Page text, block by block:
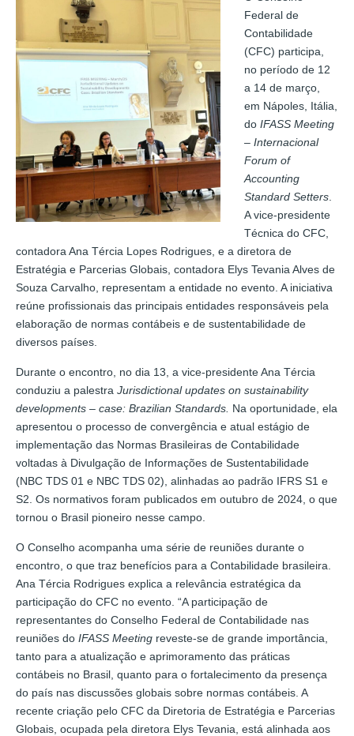
Federal de
Contabilidade
(CFC) participa,
no período de 12
a 14 de março,
em Nápoles, Itália,
do IFASS Meeting
– Internacional
Forum of
Accounting
Standard Setters
A vice-presidente
Técnica do CFC,
contadora Ana Tércia Lopes Rodrigues, e a diretora de
Estratégia e Parcerias Globais, contadora Elys Tevania Alves de
Souza Carvalho, representam a entidade no evento. A iniciativa
reúne profissionais das principais entidades responsáveis pela
elaboração de normas contábeis e de sustentabilidade de
diversos países.
Durante o encontro, no dia 13, a vice-presidente Ana Tércia
conduziu a palestra Jurisdictional updates on sustainability
developments – case: Brazilian Standards. Na oportunidade, ela
apresentou o processo de convergência e atual estágio de
implementação das Normas Brasileiras de Contabilidade
voltadas à Divulgação de Informações de Sustentabilidade
(NBC TDS 01 e NBC TDS 02), alinhadas ao padrão IFRS S1 e
S2. Os normativos foram publicados em outubro de 2024, o que
tornou o Brasil pioneiro nesse campo.
O Conselho acompanha uma série de reuniões durante o
encontro, o que traz benefícios para a Contabilidade brasileira.
Ana Tércia Rodrigues explica a relevância estratégica da
participação do CFC no evento. “A participação de
representantes do Conselho Federal de Contabilidade nas
reuniões do IFASS Meeting reveste-se de grande importância,
tanto para a atualização e aprimoramento das práticas
contábeis no Brasil, quanto para o fortalecimento da presença
do país nas discussões globais sobre normas contábeis. A
recente criação pelo CFC da Diretoria de Estratégia e Parcerias
Globais, ocupada pela diretora Elys Tevania, está alinhada aos